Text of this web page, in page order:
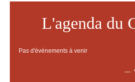
L'agenda du
Pas d'événements à venir